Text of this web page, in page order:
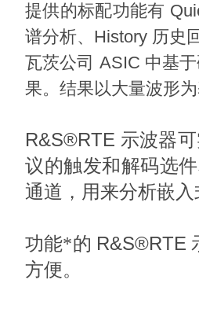
提供的标配功能有
谱分析、 History 历史
瓦茨公司 ASIC 中基
果。结果以大量波形
R&S®RTE 示波器
议的触发和解码选
通道，用来分析嵌
功能*的 R&S®RTE
方便。